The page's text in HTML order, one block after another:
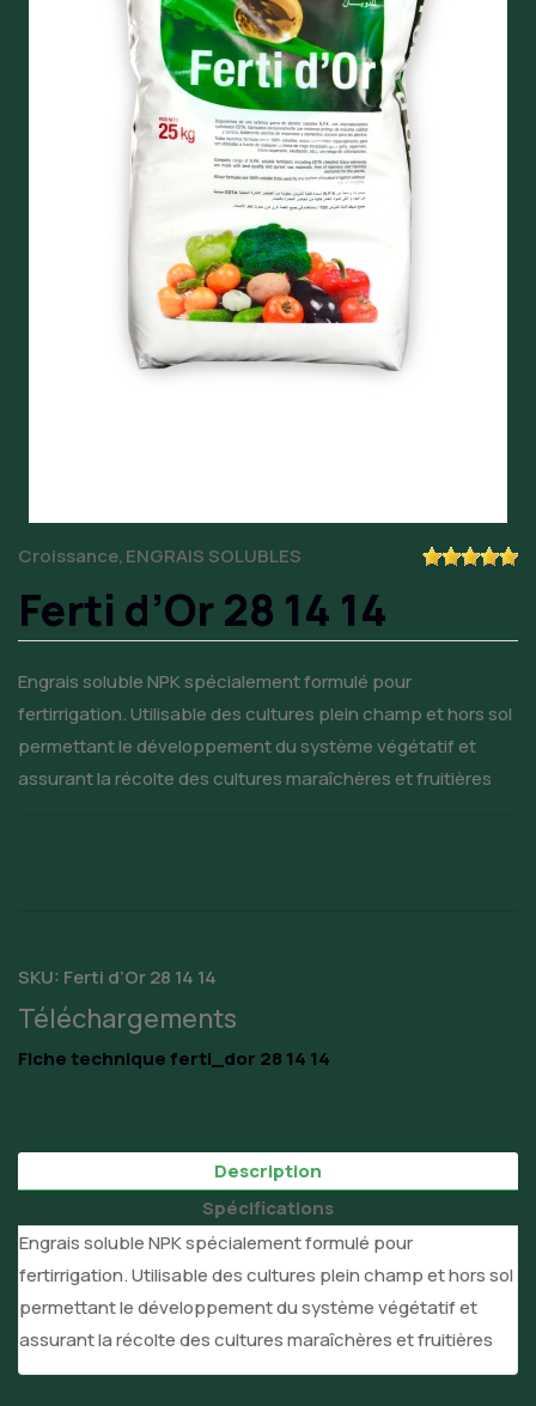
CroissanceENGRAIS SOLUBLES
Ferti d’Or 28 14 14
Engrais soluble NPK spécialement formulé pour
fertirrigation. Utilisable des cultures plein champ et hors sol
permettant le développement du système végétatif et
assurant la récolte des cultures maraîchères et fruitières
SKU: Ferti d’Or 28 14 14
Téléchargements
Fiche technique ferti_dor 28 14 14
Description
Spécifications
Engrais soluble NPK spécialement formulé pour
fertirrigation. Utilisable des cultures plein champ et hors sol
permettant le développement du système végétatif et
assurant la récolte des cultures maraîchères et fruitières